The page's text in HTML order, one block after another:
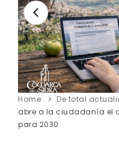
Home De total
abre a la ciudadanía el
para 2030